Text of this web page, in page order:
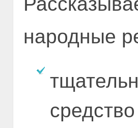
народные